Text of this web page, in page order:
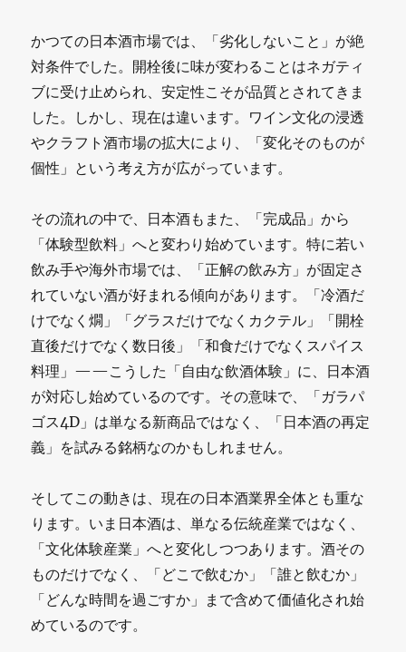
かつての日本酒市場では、「劣化しないこと」が絶
対条件でした。開栓後に味が変わることはネガティ
ブに受け止められ、安定性こそが品質とされてきま
した。しかし、現在は違います。ワイン文化の浸透
やクラフト酒市場の拡大により、「変化そのものが
個性」という考え方が広がっています。
その流れの中で、日本酒もまた、「完成品」から
「体験型飲料」へと変わり始めています。特に若い
飲み手や海外市場では、「正解の飲み方」が固定さ
れていない酒が好まれる傾向があります。「冷酒だ
けでなく燗」「グラスだけでなくカクテル」「開栓
直後だけでなく数日後」「和食だけでなくスパイス
料理」——こうした「自由な飲酒体験」に、日本酒
が対応し始めているのです。その意味で、「ガラパ
ゴス4D」は単なる新商品ではなく、「日本酒の再定
義」を試みる銘柄なのかもしれません。
そしてこの動きは、現在の日本酒業界全体とも重な
ります。いま日本酒は、単なる伝統産業ではなく、
「文化体験産業」へと変化しつつあります。酒その
ものだけでなく、「どこで飲むか」「誰と飲むか」
「どんな時間を過ごすか」まで含めて価値化され始
めているのです。